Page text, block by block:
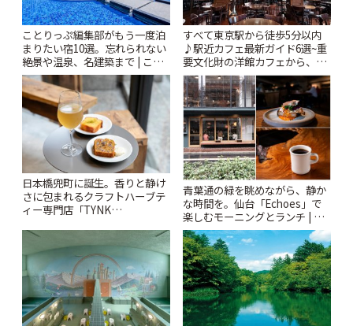
ことりっぷ編集部がもう一度泊
まりたい宿10選。忘れられない
絶景や温泉、名建築まで | こと
りっぷ
すべて東京駅から徒歩5分以内
♪駅近カフェ最新ガイド6選~重
要文化財の洋館カフェから、改
札すぐのレトロ喫茶まで~ | こと
りっぷ
日本橋兜町に誕生。香りと静け
さに包まれるクラフトハーブテ
ィー専門店「TYNK
青葉通の緑を眺めながら、静か
な時間を。仙台「Echoes」で
楽しむモーニングとランチ | こ
とりっぷ